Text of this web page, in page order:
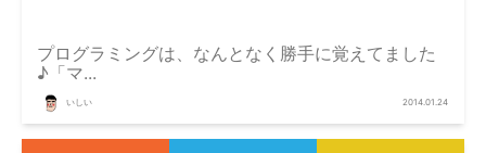
プログラミングは、なんとなく勝手に覚えてました
♪「マ...
いしい 2014.01.24